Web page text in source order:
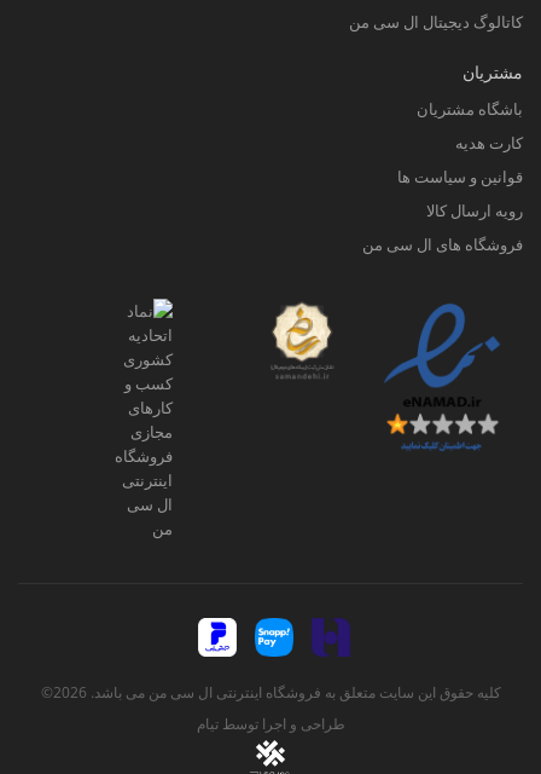
کاتالوگ دیجیتال ال سی من
مشتریان
باشگاه مشتریان
کارت هدیه
قوانین و سیاست ها
رویه ارسال کالا
فروشگاه های ال سی من
کلیه حقوق این سایت متعلق به فروشگاه اینترنتی ال سی من می باشد. 2026©
طراحی و اجرا توسطتیام